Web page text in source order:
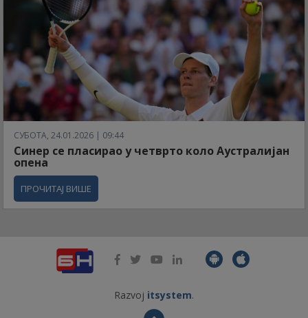
СУБОТА, 24.01.2026 | 09:44
Синер се пласирао у четврто коло Аустралијан
опена
ПРОЧИТАЈ ВИШЕ
Razvoj itsystem.